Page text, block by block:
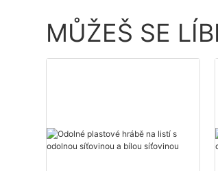
MŮŽEŠ SE